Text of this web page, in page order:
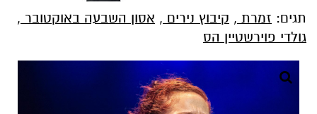
תגים: זמרת , קיבוץ נירים , אסון השבעה באוקטובר ,
גולדי פוירשטיין הס